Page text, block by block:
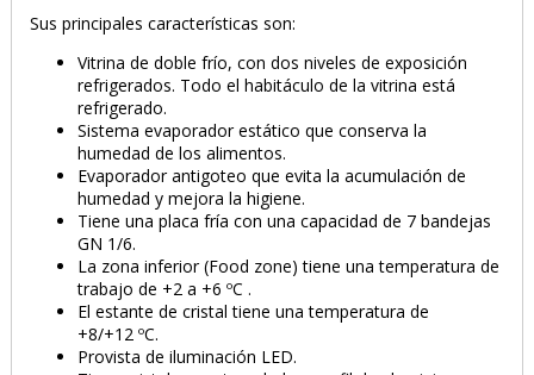
Sus principales características son:
Vitrina de doble frío, con dos niveles de exposición
refrigerados. Todo el habitáculo de la vitrina está
refrigerado.
Sistema evaporador estático que conserva la
humedad de los alimentos.
Evaporador antigoteo que evita la acumulación de
humedad y mejora la higiene.
Tiene una placa fría con una capacidad de 7 bandejas
GN 1/6.
La zona inferior (Food zone) tiene una temperatura de
trabajo de +2 a +6 ºC .
El estante de cristal tiene una temperatura de
+8/+12 ºC.
Provista de iluminación LED.